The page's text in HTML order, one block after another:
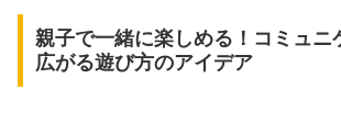
親子で一緒に楽しめる！コミュニ
広がる遊び方のアイデア